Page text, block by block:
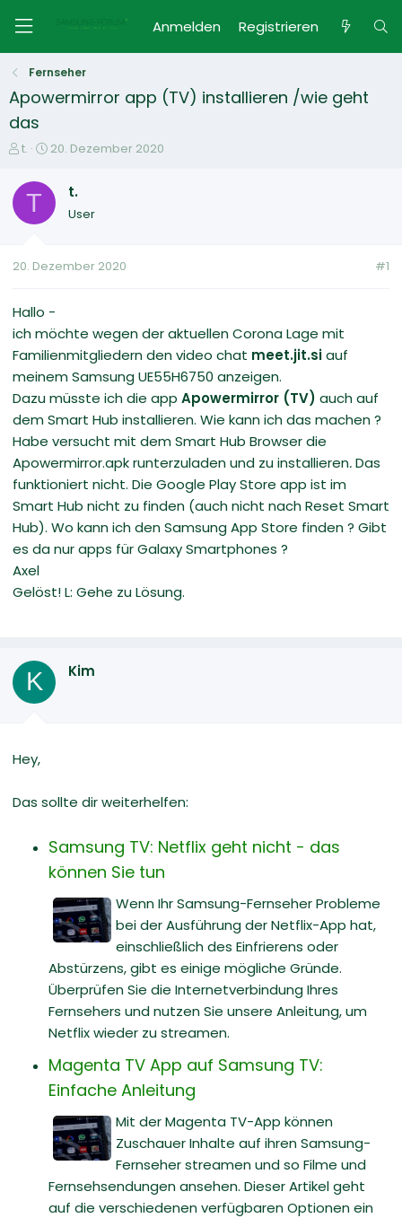
Anmelden Registrieren
Fernseher
Apowermirror app (TV) installieren /wie geht
das
E
s
e
e
t.
E
e
t
m
20. Dezember 2020
T t.
User
20. Dezember 2020 #1
Hallo -
ich möchte wegen der aktuellen Corona Lage mit
Familienmitgliedern den video chat meet.jit.siauf
meinem Samsung UE55H6750 anzeigen.
Dazu müsste ich die app Apowermirror (TV) auch auf
dem Smart Hub installieren. Wie kann ich das machen ?
Habe versucht mit dem Smart Hub Browser die
Apowermirror.apk runterzuladen und zu installieren.Das
funktioniert nicht. Die Google Play Store app ist im
Smart Hub nicht zu finden (auch nicht nach Reset Smart
Hub). Wo kann ich den Samsung App Store finden ? Gibt
es da nur apps für Galaxy Smartphones ?
Axel
Gelöst! L: Gehe zu Lösung.
K Kim
Hey,
Das sollte dir weiterhelfen:
Samsung TV: Netflix geht nicht - das
können Sie tun
Wenn Ihr Samsung-Fernseher Probleme
bei der Ausführung der Netflix-App hat,
einschließlich des Einfrierens oder
Abstürzens, gibt es einige mögliche Gründe.
Überprüfen Sie die Internetverbindung Ihres
Fernsehers und nutzen Sie unsere Anleitung, um
Netflix wieder zu streamen.
Magenta TV App auf Samsung TV:
Einfache Anleitung
Mit der Magenta TV-App können
Zuschauer Inhalte auf ihren Samsung-
Fernseher streamen und so Filme und
Fernsehsendungen ansehen. Dieser Artikel geht
auf die verschiedenen verfügbaren Optionen ein